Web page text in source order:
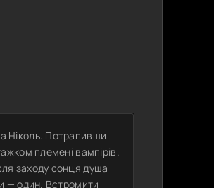
Ніколь. Потрапивши
племені вампірів.
заходу сонця душа
— один. Встромити